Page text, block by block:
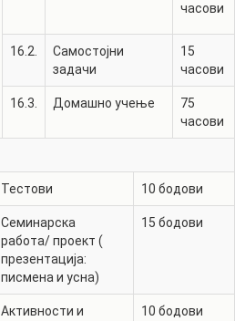
часови
16.2.
Самостојни
задачи
15
часови
16.3. Домашно учење
75
часови
Тестови 10 бодови
Семинарска
работа/ проект (
презентација:
писмена и усна)
15 бодови
Активности и
10 бодови